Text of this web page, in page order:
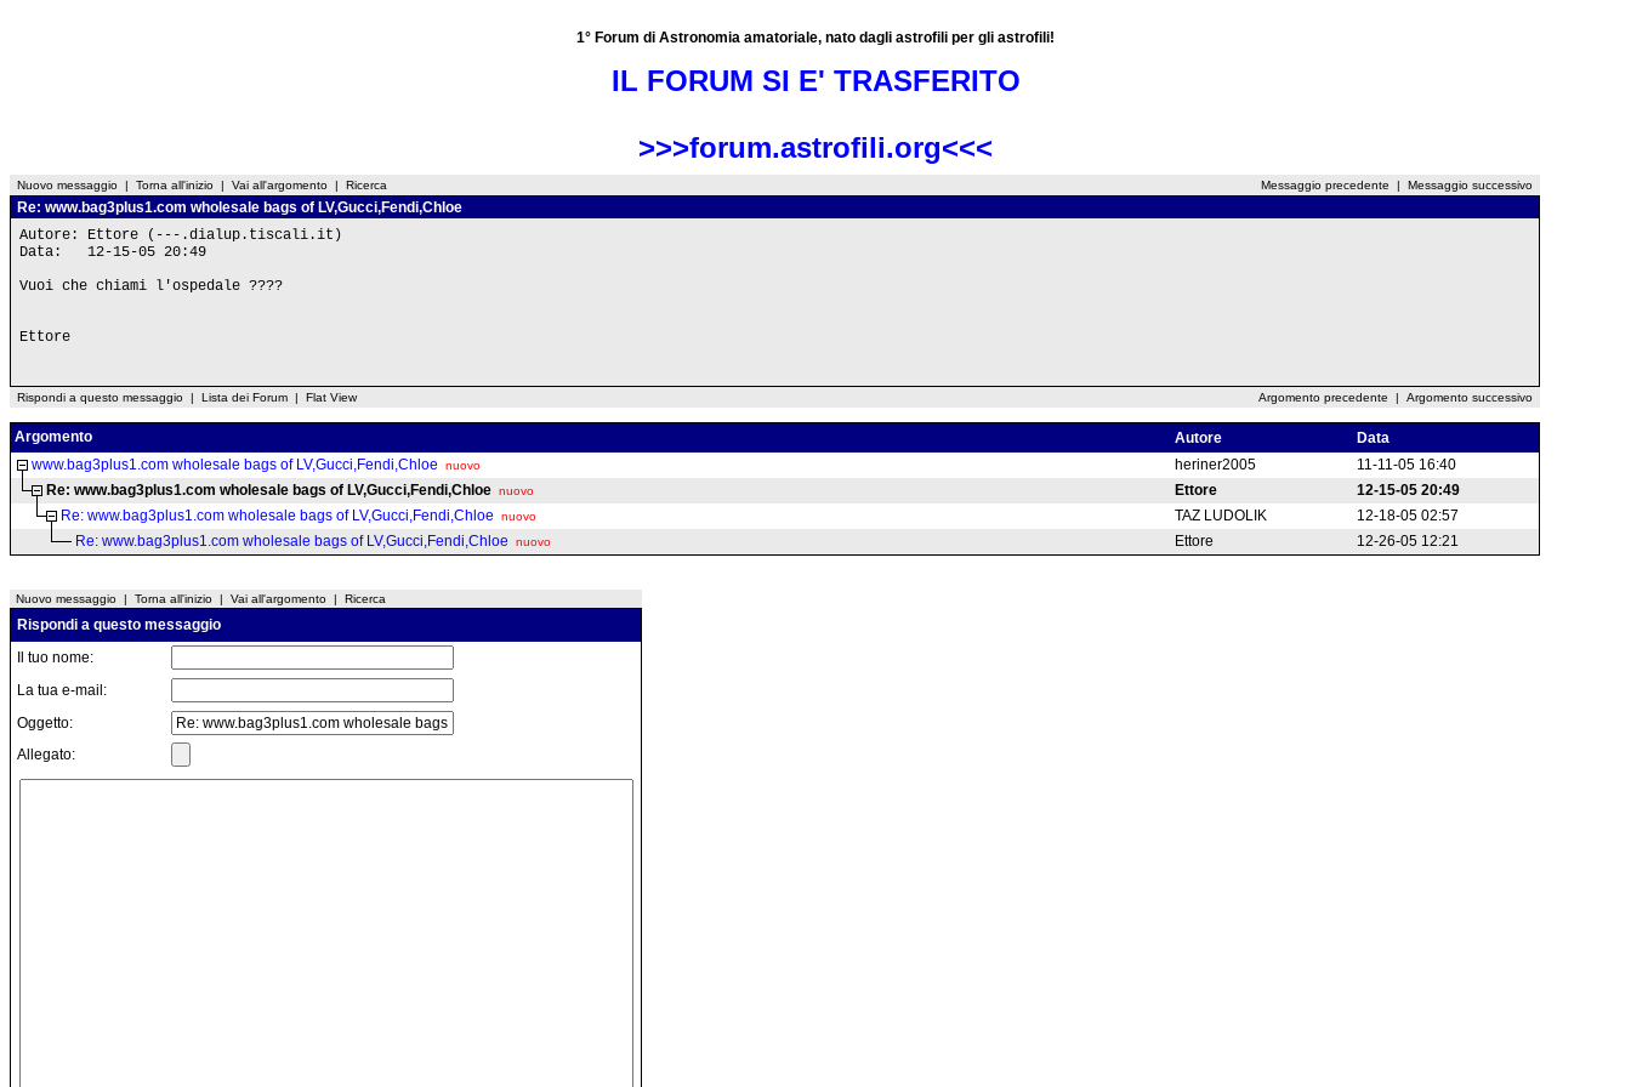
1° Forum di Astronomia amatoriale, nato dagli astrofili per gli astrofili!
IL FORUM SI E' TRASFERITO
>>>forum.astrofili.org<<<
Nuovo messaggio | Torna all'inizio | Vai all'argomento | Ricerca Messaggio precedente | Messaggio successivo
Re: www.bag3plus1.com wholesale bags of LV,Gucci,Fendi,Chloe
Autore: Ettore (---.dialup.tiscali.it)
Data: 12-15-05 20:49
Vuoi che chiami l'ospedale ????
Ettore
Rispondi a questo messaggio | Lista dei Forum | Flat View Argomento precedente | Argomento successivo
Argomento Autore
Data
www.bag3plus1.com wholesale bags of LV,Gucci,Fendi,Chloe
nuovo heriner2005
11-11-05 16:40
Re: www.bag3plus1.com wholesale bags of LV,Gucci,Fendi,Chloe nuovo Ettore
12-15-05 20:49
Re: www.bag3plus1.com wholesale bags of LV,Gucci,Fendi,Chloe
nuovo TAZ LUDOLIK
12-18-05 02:57
Re: www.bag3plus1.com wholesale bags of LV,Gucci,Fendi,Chloe
nuovo Ettore 12-26-05 12:21
Nuovo messaggio | Torna all'inizio | Vai all'argomento | Ricerca
Rispondi a questo messaggio
Il tuo nome:
La tua e-mail:
Oggetto:
Allegato: